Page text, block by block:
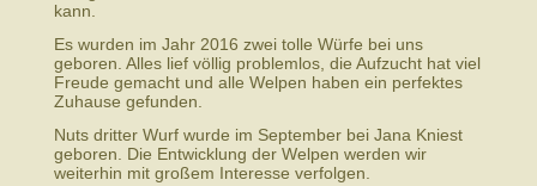
kann.
Es wurden im Jahr 2016 zwei tolle Würfe bei uns
geboren. Alles lief völlig problemlos, die Aufzucht hat viel
Freude gemacht und alle Welpen haben ein perfektes
Zuhause gefunden.
Nuts dritter Wurf wurde im September bei Jana Kniest
geboren. Die Entwicklung der Welpen werden wir
weiterhin mit großem Interesse verfolgen.